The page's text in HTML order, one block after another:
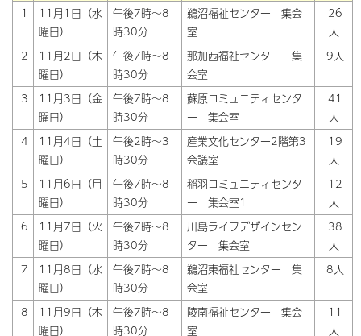
1
11月1日（水
曜日）
午後7時～8
時30分
鵜沼福祉センター 集会
室
26
人
2
11月2日（木
曜日）
午後7時～8
時30分
那加西福祉センター 集
会室
9人
3
11月3日（金
曜日）
午後7時～8
時30分
蘇原コミュニティセンタ
ー 集会室
41
人
4
11月4日（土
曜日）
午後2時～3
時30分
産業文化センター2階第3
会議室
19
人
5
11月6日（月
曜日）
午後7時～8
時30分
稲羽コミュニティセンタ
ー 集会室1
12
人
6
11月7日（火
曜日）
午後7時～8
時30分
川島ライフデザインセン
ター 集会室
38
人
7
11月8日（水
曜日）
午後7時～8
時30分
鵜沼東福祉センター 集
会室
8人
8
11月9日（木
曜日）
午後7時～8
時30分
陵南福祉センター 集会
室
11
人